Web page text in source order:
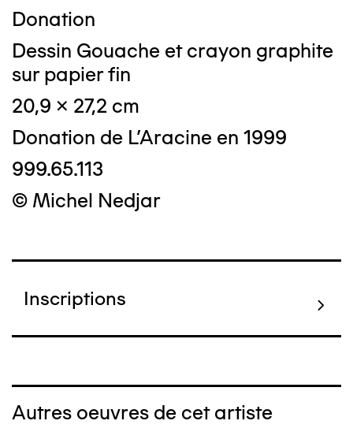
Donation
Dessin Gouache et crayon graphite
sur papier fin
20,9 x 27,2 cm
Donation de L'Aracine en 1999
999.65.113
© Michel Nedjar
Inscriptions
Autres oeuvres de cet artiste